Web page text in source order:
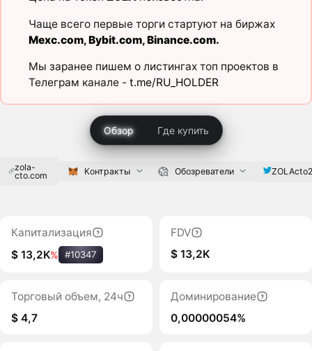
Чаще всего первые торги стартуют на биржах
Mexc.com,Bybit.com,Binance.com.
Мы заранее пишем о листингах топ проектов в
Телеграм канале - t.me/RU_HOLDER
Обзор Где купить
zola-
cto.com
Контракты Обозреватели
Капитализация
$ 13,2K% #10347
FDV
$ 13,2K
Торговый объем, 24ч
$ 4,7
Доминирование
0,00000054%